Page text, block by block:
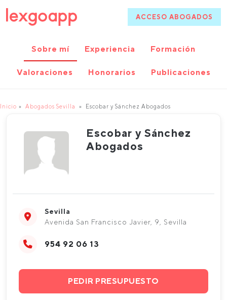
ACCESO ABOGADOS
Sobre mí Experiencia Formación
Valoraciones Honorarios Publicaciones
Inicio Abogados Sevilla Escobar y Sánchez Abogados
Escobar y Sánchez
Abogados
Sevilla
Avenida San Francisco Javier, 9, Sevilla
954 92 06 13
PEDIR PRESUPUESTO